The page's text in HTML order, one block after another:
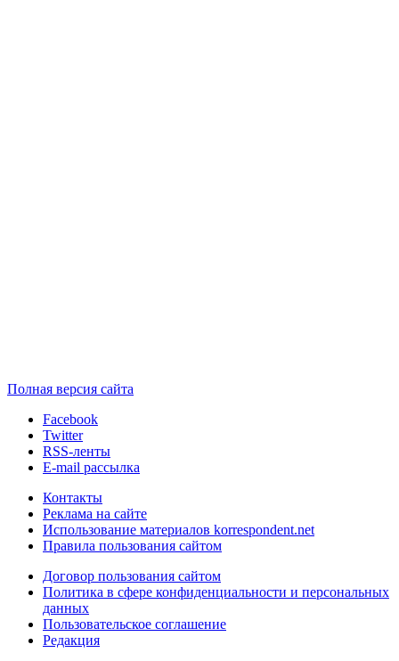
Полная версия сайта
Facebook
Twitter
RSS-ленты
E-mail рассылка
Контакты
Реклама на сайте
Использование материалов korrespondent.net
Правила пользования сайтом
Договор пользования сайтом
Политика в сфере конфиденциальности и персональных
данных
Пользовательское соглашение
Редакция